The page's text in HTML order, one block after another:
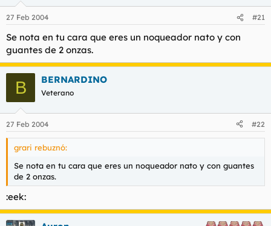
27 Feb 2004 #21
Se nota en tu cara que eres un noqueador nato y con
guantes de 2 onzas.
B BERNARDINO
Veterano
27 Feb 2004 #22
grari rebuznó:
Se nota en tu cara que eres un noqueador nato y con guantes
de 2 onzas.
:eek: